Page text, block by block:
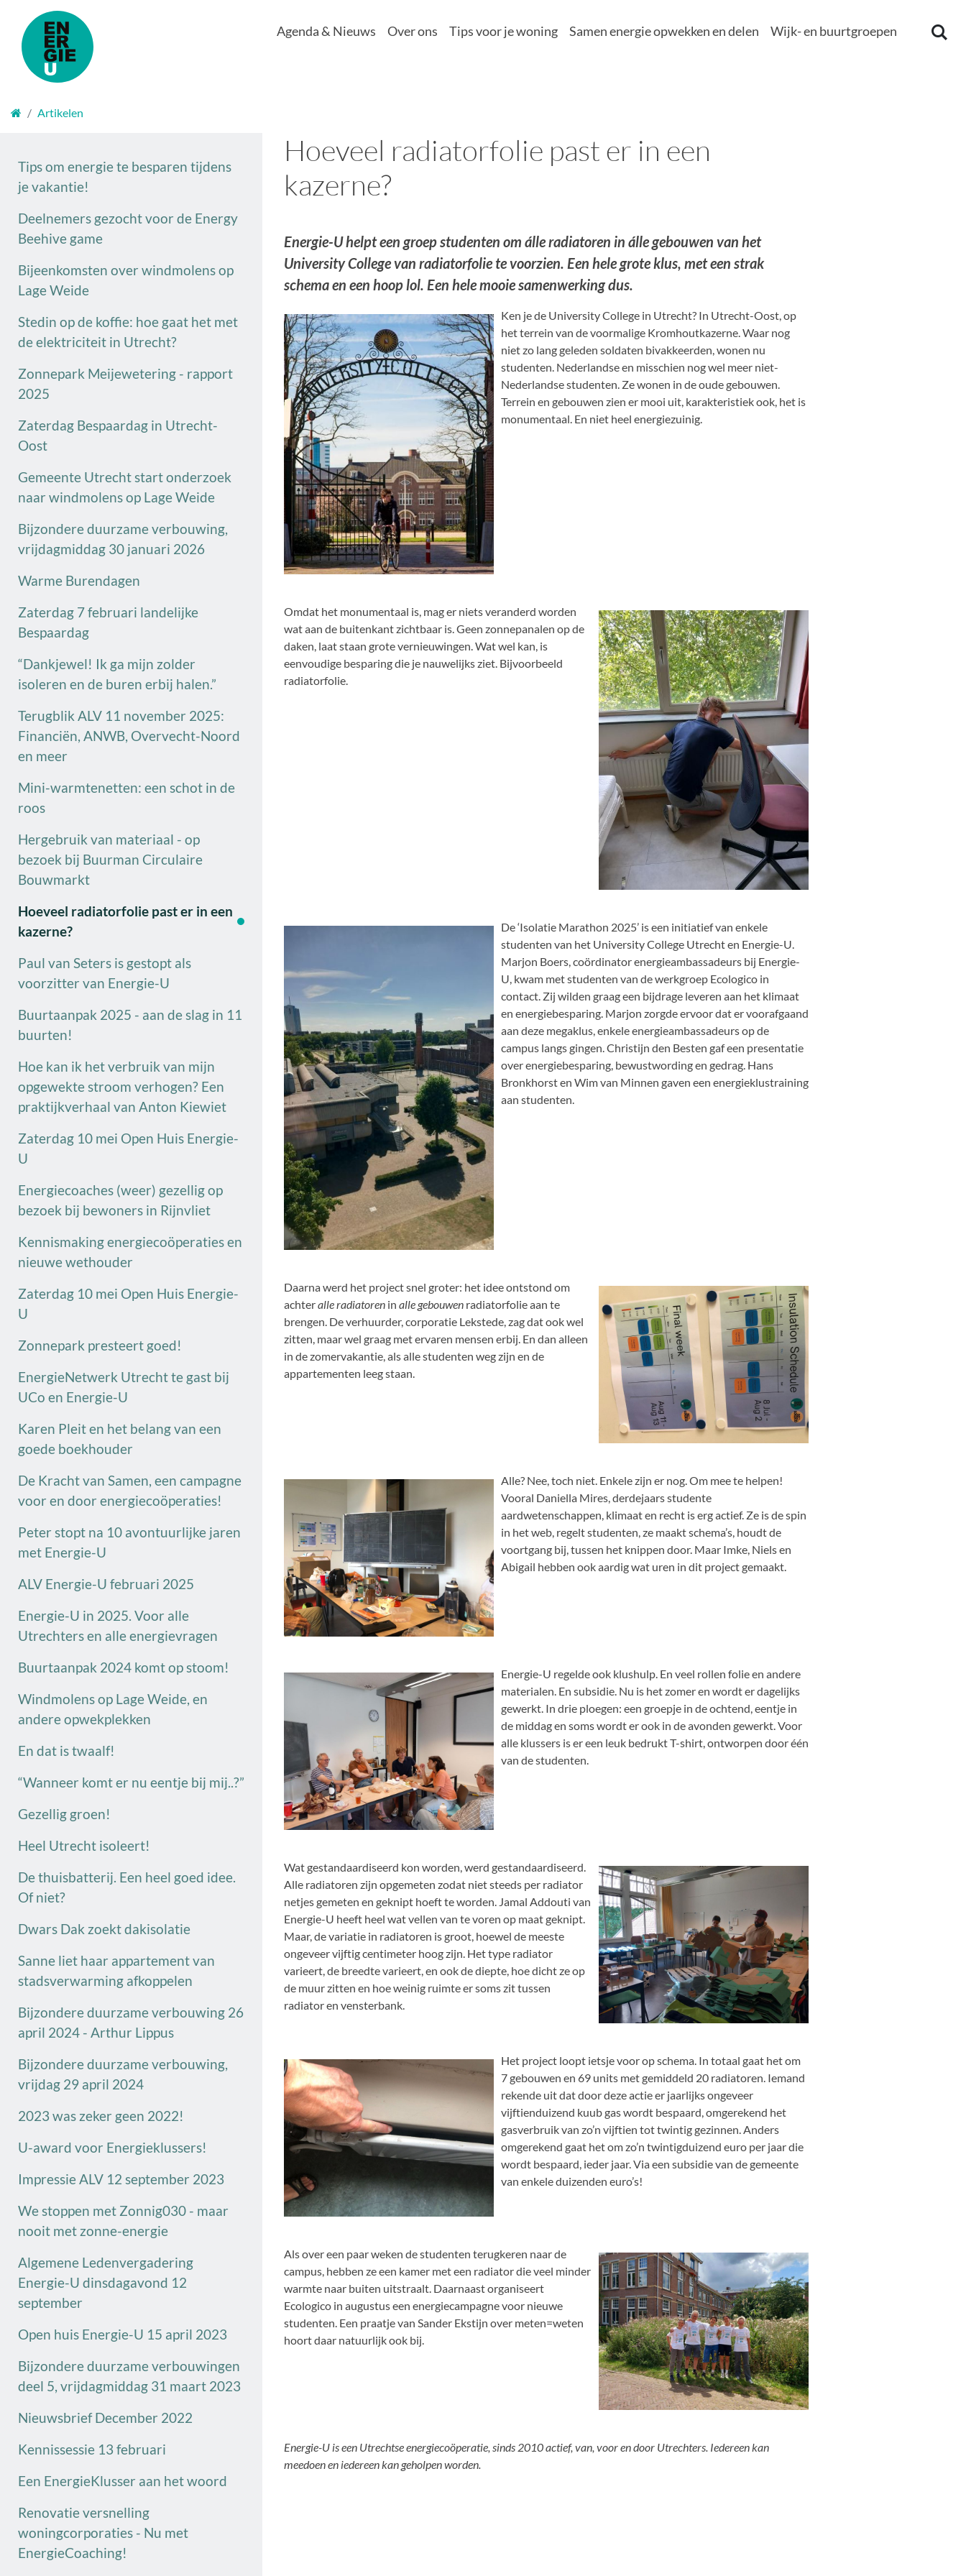
Agenda & Nieuws Over ons Tips voor je woning Samen energie opwekken en delen Wijk- en buurtgroepen
Welkom
Artikelen
Hoeveel radiatorfolie past er in een
kazerne?
Energie-U helpt een groep studenten om álle radiatoren in álle gebouwen van het
University College van radiatorfolie te voorzien. Een hele grote klus, met een strak
schema en een hoop lol. Een hele mooie samenwerking dus.
Ken je de University College in Utrecht? In Utrecht-Oost, op
het terrein van de voormalige Kromhoutkazerne. Waar nog
niet zo lang geleden soldaten bivakkeerden, wonen nu
studenten. Nederlandse en misschien nog wel meer niet-
Nederlandse studenten. Ze wonen in de oude gebouwen.
Terrein en gebouwen zien er mooi uit, karakteristiek ook, het is
monumentaal. En niet heel energiezuinig.
Omdat het monumentaal is, mag er niets veranderd worden
wat aan de buitenkant zichtbaar is. Geen zonnepanalen op de
daken, laat staan grote vernieuwingen. Wat wel kan, is
eenvoudige besparing die je nauwelijks ziet. Bijvoorbeeld
radiatorfolie.
De ‘Isolatie Marathon 2025’ is een initiatief van enkele
studenten van het University College Utrecht en Energie-U.
Marjon Boers, coördinator energieambassadeurs bij Energie-
U, kwam met studenten van de werkgroep Ecologico in
contact. Zij wilden graag een bijdrage leveren aan het klimaat
en energiebesparing. Marjon zorgde ervoor dat er voorafgaand
aan deze megaklus, enkele energieambassadeurs op de
campus langs gingen. Christijn den Besten gaf een presentatie
over energiebesparing, bewustwording en gedrag. Hans
Bronkhorst en Wim van Minnen gaven een energieklustraining
aan studenten.
Daarna werd het project snel groter: het idee ontstond om
achteralle radiatoren in alle gebouwen radiatorfolie aan te
brengen. De verhuurder, corporatie Lekstede, zag dat ook wel
zitten, maar wel graag met ervaren mensen erbij. En dan alleen
in de zomervakantie, als alle studenten weg zijn en de
appartementen leeg staan.
Alle? Nee, toch niet. Enkele zijn er nog. Om mee te helpen!
Vooral Daniella Mires, derdejaars studente
aardwetenschappen, klimaat en recht is erg actief. Ze is de spin
in het web, regelt studenten, ze maakt schema’s, houdt de
voortgang bij, tussen het knippen door. Maar Imke, Niels en
Abigail hebben ook aardig wat uren in dit project gemaakt.
Energie-U regelde ook klushulp. En veel rollen folie en andere
materialen. En subsidie. Nu is het zomer en wordt er dagelijks
gewerkt. In drie ploegen: een groepje in de ochtend, eentje in
de middag en soms wordt er ook in de avonden gewerkt. Voor
alle klussers is er een leuk bedrukt T-shirt, ontworpen door één
van de studenten.
Wat gestandaardiseerd kon worden, werd gestandaardiseerd.
Alle radiatoren zijn opgemeten zodat niet steeds per radiator
netjes gemeten en geknipt hoeft te worden. Jamal Addouti van
Energie-U heeft heel wat vellen van te voren op maat geknipt.
Maar, de variatie in radiatoren is groot, hoewel de meeste
ongeveer vijftig centimeter hoog zijn. Het type radiator
varieert, de breedte varieert, en ook de diepte, hoe dicht ze op
de muur zitten en hoe weinig ruimte er soms zit tussen
radiator en vensterbank.
Het project loopt ietsje voor op schema. In totaal gaat het om
7 gebouwen en 69 units met gemiddeld 20 radiatoren. Iemand
rekende uit dat door deze actie er jaarlijks ongeveer
vijftienduizend kuub gas wordt bespaard, omgerekend het
gasverbruik van zo’n vijftien tot twintig gezinnen. Anders
omgerekend gaat het om zo’n twintigduizend euro per jaar die
wordt bespaard, ieder jaar. Via een subsidie van de gemeente
van enkele duizenden euro’s!
Als over een paar weken de studenten terugkeren naar de
campus, hebben ze een kamer met een radiator die veel minder
warmte naar buiten uitstraalt. Daarnaast organiseert
Ecologico in augustus een energiecampagne voor nieuwe
studenten. Een praatje van Sander Ekstijn over meten=weten
hoort daar natuurlijk ook bij.
Energie-U is een Utrechtse energiecoöperatie, sinds 2010 actief, van, voor en door Utrechters. Iedereen kan
meedoen en iedereen kan geholpen worden.
Tips om energie te besparen tijdens
je vakantie!
Deelnemers gezocht voor de Energy
Beehive game
Bijeenkomsten over windmolens op
Lage Weide
Stedin op de koffie: hoe gaat het met
de elektriciteit in Utrecht?
Zonnepark Meijewetering - rapport
2025
Zaterdag Bespaardag in Utrecht-
Oost
Gemeente Utrecht start onderzoek
naar windmolens op Lage Weide
Bijzondere duurzame verbouwing,
vrijdagmiddag 30 januari 2026
Warme Burendagen
Zaterdag 7 februari landelijke
Bespaardag
“Dankjewel! Ik ga mijn zolder
isoleren en de buren erbij halen.”
Terugblik ALV 11 november 2025:
Financiën, ANWB, Overvecht-Noord
en meer
Mini-warmtenetten: een schot in de
roos
Hergebruik van materiaal - op
bezoek bij Buurman Circulaire
Bouwmarkt
Hoeveel radiatorfolie past er in een
kazerne?
Paul van Seters is gestopt als
voorzitter van Energie-U
Buurtaanpak 2025 - aan de slag in 11
buurten!
Hoe kan ik het verbruik van mijn
opgewekte stroom verhogen? Een
praktijkverhaal van Anton Kiewiet
Zaterdag 10 mei Open Huis Energie-
U
Energiecoaches (weer) gezellig op
bezoek bij bewoners in Rijnvliet
Kennismaking energiecoöperaties en
nieuwe wethouder
Zaterdag 10 mei Open Huis Energie-
U
Zonnepark presteert goed!
EnergieNetwerk Utrecht te gast bij
UCo en Energie-U
Karen Pleit en het belang van een
goede boekhouder
De Kracht van Samen, een campagne
voor en door energiecoöperaties!
Peter stopt na 10 avontuurlijke jaren
met Energie-U
ALV Energie-U februari 2025
Energie-U in 2025. Voor alle
Utrechters en alle energievragen
Buurtaanpak 2024 komt op stoom!
Windmolens op Lage Weide, en
andere opwekplekken
En dat is twaalf!
“Wanneer komt er nu eentje bij mij..?”
Gezellig groen!
Heel Utrecht isoleert!
De thuisbatterij. Een heel goed idee.
Of niet?
Dwars Dak zoekt dakisolatie
Sanne liet haar appartement van
stadsverwarming afkoppelen
Bijzondere duurzame verbouwing 26
april 2024 - Arthur Lippus
Bijzondere duurzame verbouwing,
vrijdag 29 april 2024
2023 was zeker geen 2022!
U-award voor Energieklussers!
Impressie ALV 12 september 2023
We stoppen met Zonnig030 - maar
nooit met zonne-energie
Algemene Ledenvergadering
Energie-U dinsdagavond 12
september
Open huis Energie-U 15 april 2023
Bijzondere duurzame verbouwingen
deel 5, vrijdagmiddag 31 maart 2023
Nieuwsbrief December 2022
Kennissessie 13 februari
Een EnergieKlusser aan het woord
Renovatie versnelling
woningcorporaties - Nu met
EnergieCoaching!